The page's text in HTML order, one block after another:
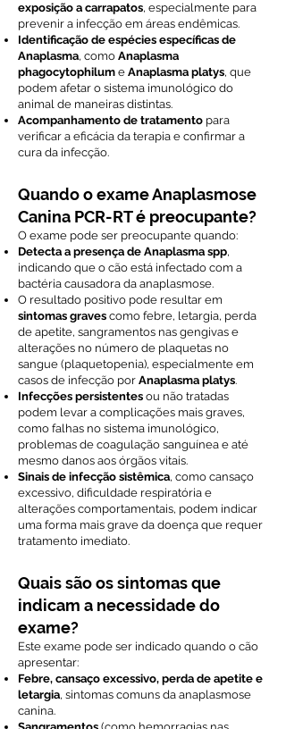
exposição a carrapatos, especialmente para
prevenir a infecção em áreas endêmicas.
Identificação de espécies específicas de
Anaplasma, como Anaplasma
phagocytophilum e Anaplasma platys, que
podem afetar o sistema imunológico do
animal de maneiras distintas.
Acompanhamento de tratamento para
verificar a eficácia da terapia e confirmar a
cura da infecção.
Quando o exame Anaplasmose
Canina PCR-RT é preocupante?
O exame pode ser preocupante quando:
Detecta a presença de Anaplasma spp,
indicando que o cão está infectado com a
bactéria causadora da anaplasmose.
O resultado positivo pode resultar em
sintomas graves como febre, letargia, perda
de apetite, sangramentos nas gengivas e
alterações no número de plaquetas no
sangue (plaquetopenia), especialmente em
casos de infecção por Anaplasma platys.
Infecções persistentes ou não tratadas
podem levar a complicações mais graves,
como falhas no sistema imunológico,
problemas de coagulação sanguínea e até
mesmo danos aos órgãos vitais.
Sinais de infecção sistêmica, como cansaço
excessivo, dificuldade respiratória e
alterações comportamentais, podem indicar
uma forma mais grave da doença que requer
tratamento imediato.
Quais são os sintomas que
indicam a necessidade do
exame?
Este exame pode ser indicado quando o cão
apresentar:
Febre, cansaço excessivo, perda de apetite e
letargia, sintomas comuns da anaplasmose
canina.